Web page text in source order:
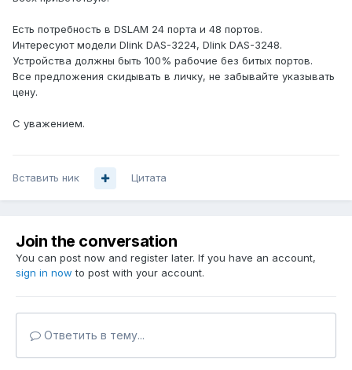
Есть потребность в DSLAM 24 порта и 48 портов.
Интересуют модели Dlink DAS-3224, Dlink DAS-3248.
Устройства должны быть 100% рабочие без битых портов.
Все предложения скидывать в личку, не забывайте указывать
цену.
С уважением.
Вставить ник Цитата
Join the conversation
You can post now and register later. If you have an account,
sign in now to post with your account.
Ответить в тему...